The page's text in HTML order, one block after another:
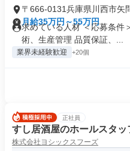
〒666-0131兵庫県川西市矢
月給35万円～55万円
求めている人材 ＜応募条件
術、生産管理 品質保証、...
業界未経験歓迎 +20個
正社員
すし居酒屋のホールスタッ
株式会社ヨシックスフーズ